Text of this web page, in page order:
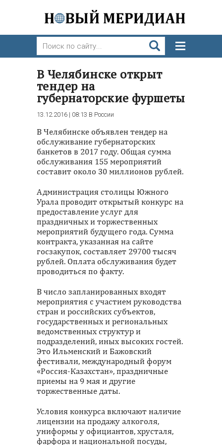
В Челябинске открыт
тендер на
губернаторские фуршеты
13.12.2016 | 08:13 В России
В Челябинске объявлен тендер на
обслуживание губернаторских
банкетов в 2017 году. Общая сумма
обслуживания 155 мероприятий
составит около 30 миллионов рублей.
Администрация столицы Южного
Урала проводит открытый конкурс на
предоставление услуг для
праздничных и торжественных
мероприятий будущего года. Сумма
контракта, указанная на сайте
госзакупок, составляет 29700 тысяч
рублей. Оплата обслуживания будет
проводиться по факту.
В число запланированных входят
мероприятия с участием руководства
стран и российских субъектов,
государственных и региональных
ведомственных структур и
подразделений, иных высоких гостей.
Это Ильменский и Бажовский
фестивали, международный форум
«Россия-Казахстан», праздничные
приемы на 9 мая и другие
торжественные даты.
Условия конкурса включают наличие
лицензии на продажу алкоголя,
униформы у официантов, хрусталя,
фарфора и национальной посуды,